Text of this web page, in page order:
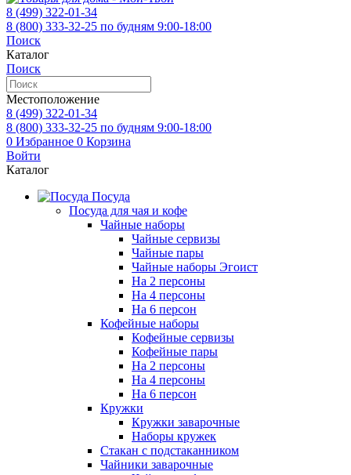
8 (499) 322-01-34
8 (800) 333-32-25 по будням 9:00-18:00
Поиск
Каталог
Поиск
Местоположение
8 (499) 322-01-34
8 (800) 333-32-25 по будням 9:00-18:00
0 Избранное 0 Корзина
Войти
Каталог
Посуда
Посуда для чая и кофе
Чайные наборы
Чайные сервизы
Чайные пары
Чайные наборы Эгоист
На 2 персоны
На 4 персоны
На 6 персон
Кофейные наборы
Кофейные сервизы
Кофейные пары
На 2 персоны
На 4 персоны
На 6 персон
Кружки
Кружки заварочные
Наборы кружек
Стакан с подстаканником
Чайники заварочные